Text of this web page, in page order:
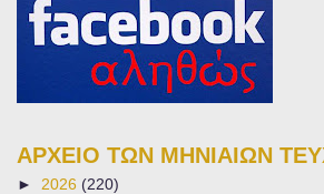
ΑΡΧΕΙΟ ΤΩΝ ΜΗΝΙΑΙΩΝ
► 2026 (220)